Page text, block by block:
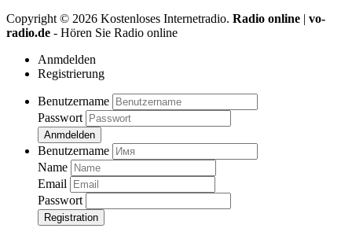
Copyright © 2026 Kostenloses Internetradio. Radio online | vo-
radio.de - Hören Sie Radio online
Anmdelden
Registrierung
Benutzername
Passwort
Anmdelden
Benutzername
Name
Email
Passwort
Registration